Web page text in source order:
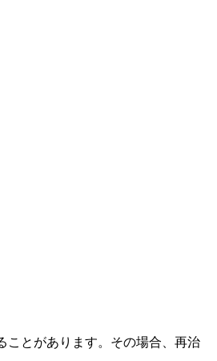
ことがあります。その場合、再治